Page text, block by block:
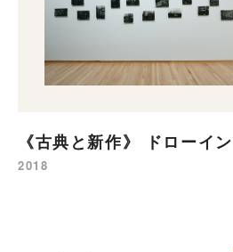
《古典と新作》 ドローイ
2018